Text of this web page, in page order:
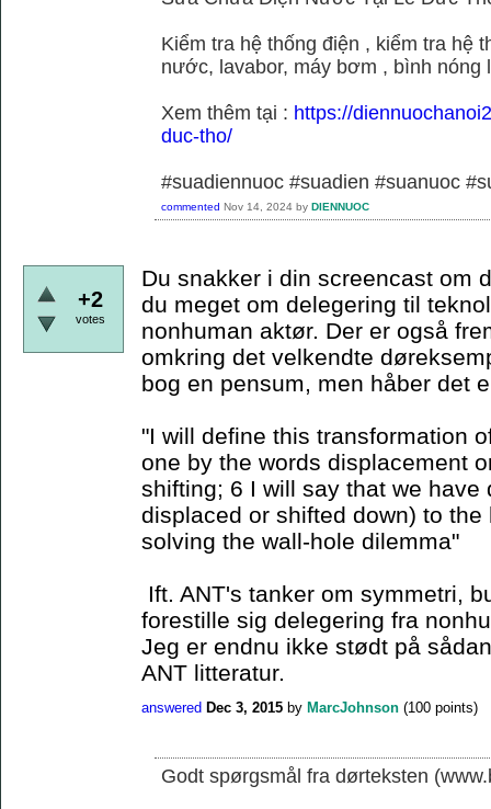
Kiểm tra hệ thống điện , kiểm tra hệ
nước, lavabor, máy bơm , bình nóng
Xem thêm tại : https://
duc-tho/
#suadiennuoc #suadien #suanuoc
commented Nov 14, 2024 by DIENNUOC
+2
votes
Du snakker i din screencast om
du meget om delegering til
nonhuman aktør. Der er også
omkring det velkendte
bog en pensum, men håber det
"I will define this transformation
one by the words displacement
shifting; 6 I will say that we have
displaced or shifted down) to
solving the wall-hole dilemma"
Ift. ANT's tanker om symmetri,
forestille sig delegering fra
Jeg er endnu ikke stødt på
ANT litteratur.
answered Dec 3, 2015 by MarcJohnson (100 points)
Godt spørgsmål fra dørteksten